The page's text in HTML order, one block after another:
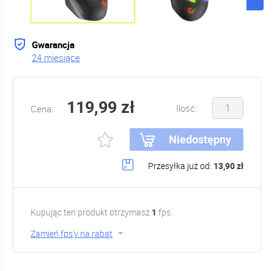
Gwarancja
24 miesiące
Cena: 119,99 zł Ilość:
Niedostępny
Przesyłka już od: 13,90 zł
Kupując ten produkt otrzymasz 1 fps.
Zamień fps'y na rabat